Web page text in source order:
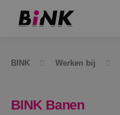
BINK Werken bij
BINK Banen